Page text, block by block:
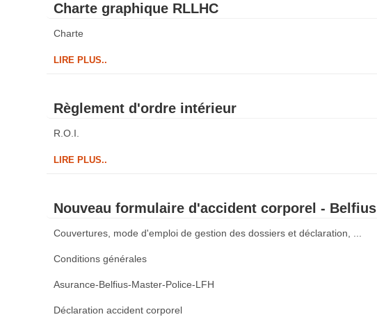
Charte graphique RLLHC
Charte
LIRE PLUS..
Règlement d'ordre intérieur
R.O.I.
LIRE PLUS..
Nouveau formulaire d'accident corporel - Belfius
Couvertures, mode d'emploi de gestion des dossiers et déclaration, ...
Conditions générales
Asurance-Belfius-Master-Police-LFH
Déclaration accident corporel